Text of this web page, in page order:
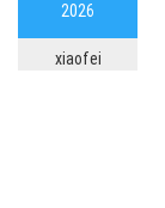
2026
xiaofei